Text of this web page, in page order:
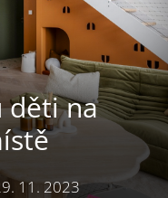
děti na
11. 2023